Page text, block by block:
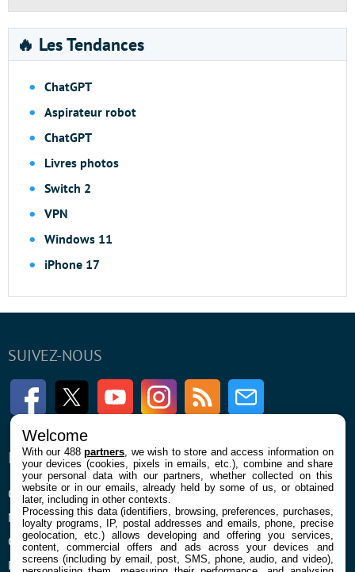
🔥 Les Tendances
ChatGPT
Aspirateur robot
ChatGPT
Livres photos
Switch 2
VPN
Windows 11
iPhone 17
SUIVEZ-NOUS
FacebookTwitter Youtube InstagramRSS Newsletter
ENTREPRISE
Qui sommes nous
Mentions légales et CGU
Confidentialité et Cookies
Préférences cookies
À PROPOS
La rédaction
Contact
Welcome
With our 488partners , we wish to store and access information on
your devices (cookies, pixels in emails, etc.), combine and share
your personal data with our partners, whether collected on this
website or in our emails, already held by some of us, or obtained
later, including in other contexts.
Processing this data (identifiers, browsing, preferences, purchases,
loyalty programs, IP, postal addresses and emails, phone, precise
geolocation, etc.) allows developing and offering you services,
content, commercial offers and ads across your devices and
screens (including by email, post, SMS, phone, audio, and video),